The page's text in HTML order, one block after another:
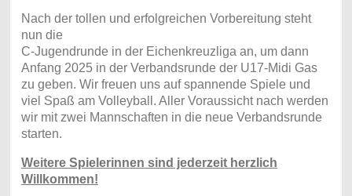
Nach der tollen und erfolgreichen Vorbereitung steht
nun die
C-Jugendrunde in der Eichenkreuzliga an, um dann
Anfang 2025 in der Verbandsrunde der U17-Midi Gas
zu geben. Wir freuen uns auf spannende Spiele und
viel Spaß am Volleyball. Aller Voraussicht nach werden
wir mit zwei Mannschaften in die neue Verbandsrunde
starten.
Weitere Spielerinnen sind jederzeit herzlich
Willkommen!